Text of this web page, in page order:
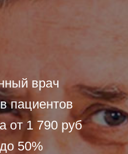
врач
пациентов
от 1 790 руб
50%